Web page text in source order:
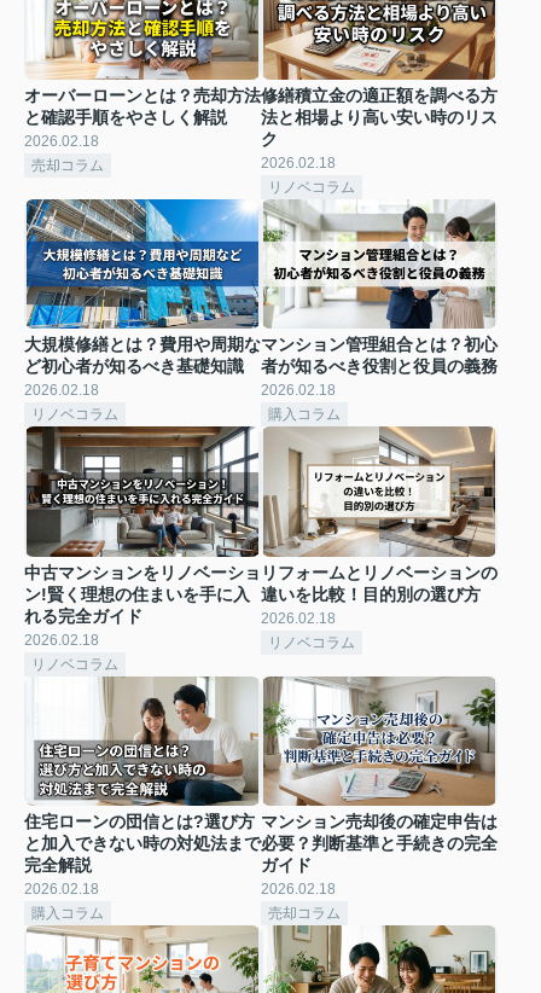
オーバーローンとは？売却方法
と確認手順をやさしく解説
2026.02.18
売却コラム
修繕積立金の適正額を調べる方
法と相場より高い安い時のリス
ク
2026.02.18
リノベコラム
大規模修繕とは？費用や周期な
ど初心者が知るべき基礎知識
2026.02.18
リノベコラム
マンション管理組合とは？初心
者が知るべき役割と役員の義務
2026.02.18
購入コラム
中古マンションをリノベーショ
ン!賢く理想の住まいを手に入
れる完全ガイド
2026.02.18
リノベコラム
リフォームとリノベーションの
違いを比較！目的別の選び方
2026.02.18
リノベコラム
住宅ローンの団信とは?選び方
と加入できない時の対処法まで
完全解説
2026.02.18
購入コラム
マンション売却後の確定申告は
必要？判断基準と手続きの完全
ガイド
2026.02.18
売却コラム